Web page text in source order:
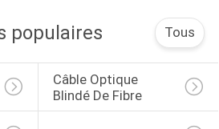
populaires Tous
Câble Optique
Blindé De Fibre